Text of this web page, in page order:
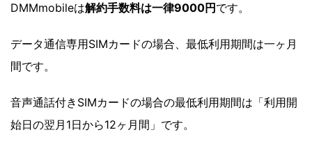
DMMmobileは解約手数料は一律9000円 です。
データ通信専用SIMカードの場合、最低利用期間は一ヶ月
間です。
音声通話付きSIMカードの場合の最低利用期間は「利用開
始日の翌月1日から12ヶ月間」です。